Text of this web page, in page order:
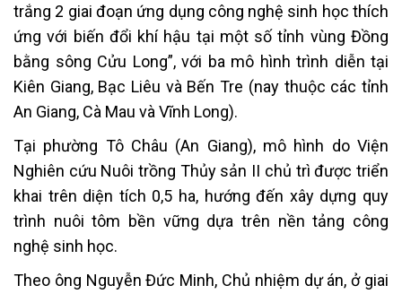
trắng 2 giai đoạn ứng dụng công nghệ sinh học thích
ứng với biến đổi khí hậu tại một số tỉnh vùng Đồng
bằng sông Cửu Long”, với ba mô hình trình diễn tại
Kiên Giang, Bạc Liêu và Bến Tre (nay thuộc các tỉnh
An Giang, Cà Mau và Vĩnh Long).
Tại phường Tô Châu (An Giang), mô hình do Viện
Nghiên cứu Nuôi trồng Thủy sản II chủ trì được triển
khai trên diện tích 0,5 ha, hướng đến xây dựng quy
trình nuôi tôm bền vững dựa trên nền tảng công
nghệ sinh học.
Theo ông Nguyễn Đức Minh, Chủ nhiệm dự án, ở giai